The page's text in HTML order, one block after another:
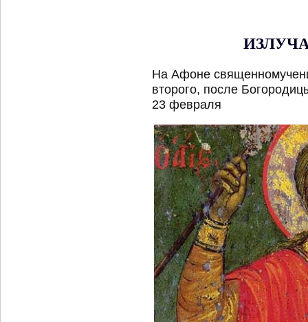
На Афоне
второго, после
23 февраля